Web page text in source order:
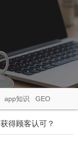
app知识 GEO
得顾客认可？